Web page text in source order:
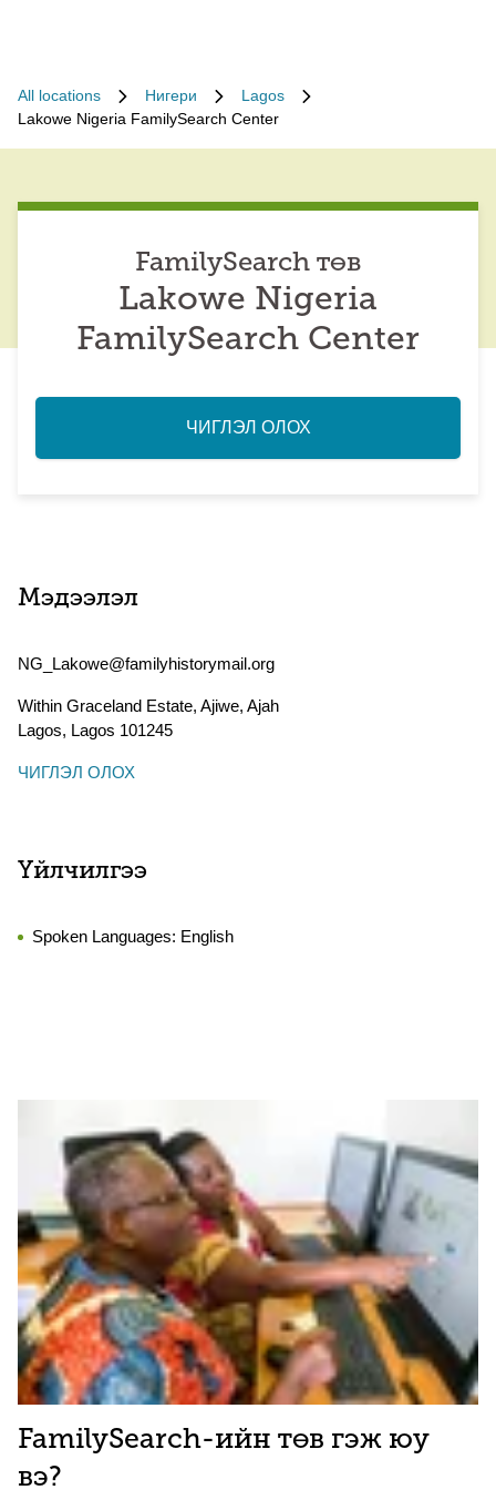
All locations Нигери
Lagos
Lakowe Nigeria FamilySearch Center
FamilySearch төв
Lakowe Nigeria
FamilySearch Center
ЧИГЛЭЛ ОЛОХ
Мэдээлэл
NG_Lakowe@familyhistorymail.org
Within Graceland Estate, Ajiwe, Ajah
Lagos, Lagos 101245
ЧИГЛЭЛ ОЛОХ
Үйлчилгээ
Spoken Languages: English
FamilySearch-ийн төв гэж юу
вэ?